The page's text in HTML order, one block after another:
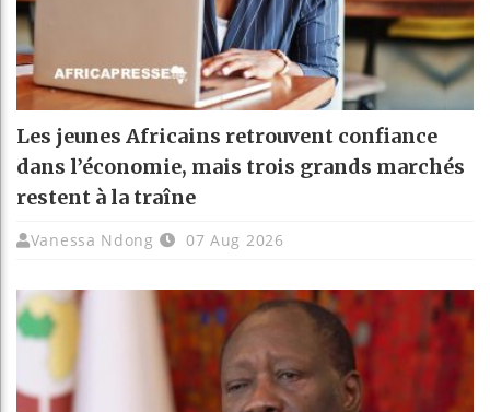
Les jeunes Africains retrouvent confiance
dans l’économie, mais trois grands marchés
restent à la traîne
Vanessa Ndong 07 Aug 2026